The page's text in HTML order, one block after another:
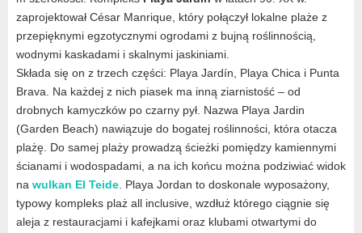
zaprojektował César Manrique, który połączył lokalne plaże z
przepięknymi egzotycznymi ogrodami z bujną roślinnością,
wodnymi kaskadami i skalnymi jaskiniami.
Składa się on z trzech części: Playa Jardín, Playa Chica i Punta
Brava. Na każdej z nich piasek ma inną ziarnistość – od
drobnych kamyczków po czarny pył. Nazwa Playa Jardin
(Garden Beach) nawiązuje do bogatej roślinności, która otacza
plażę. Do samej plaży prowadzą ścieżki pomiędzy kamiennymi
ścianami i wodospadami, a na ich końcu można podziwiać widok
na wulkan El Teide. Playa Jordan to doskonale wyposażony,
typowy kompleks plaż all inclusive, wzdłuż którego ciągnie się
aleja z restauracjami i kafejkami oraz klubami otwartymi do